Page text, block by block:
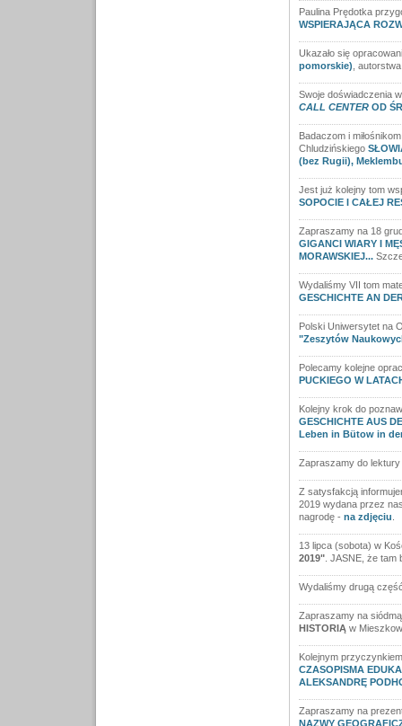
Paulina Prędotka
WSPIERAJĄCA
Ukazało się
pomorskie) ,
Swoje doświadczenia
CALL CENTEROD
Badaczom i
Chludzińskiego
(bez Rugii),
Jest już kolejny tom
SOPOCIE I CAŁEJ
Zapraszamy na 18
GIGANCI WIARY I
MORAWSKIEJ...
Wydaliśmy VII tom
GESCHICHTE AN
Polski Uniwersytet na
"Zeszytów
Polecamy kolejne
PUCKIEGO W
Kolejny krok do
GESCHICHTE AUS
Leben in Bütow in
Zapraszamy do
Z satysfakcją
2019 wydana przez
nagrodę - na zdjęciu
13 lipca (sobota) w
2019". JASNE, że tam
Wydaliśmy drugą
Zapraszamy na
HISTORIĄ w
Kolejnym
CZASOPISMA
ALEKSANDRĘ
Zapraszamy na
NAZWY